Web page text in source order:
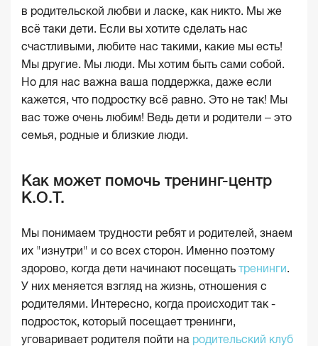
в родительской любви и ласке, как никто. Мы же
всё таки дети. Если вы хотите сделать нас
счастливыми, любите нас такими, какие мы есть!
Мы другие. Мы люди. Мы хотим быть сами собой.
Но для нас важна ваша поддержка, даже если
кажется, что подростку всё равно. Это не так! Мы
вас тоже очень любим! Ведь дети и родители – это
семья, родные и близкие люди.
Как может помочь тренинг-центр
К.О.Т.
Мы понимаем трудности ребят и родителей, знаем
их "изнутри" и со всех сторон. Именно поэтому
здорово, когда дети начинают посещать тренинги.
У них меняется взгляд на жизнь, отношения с
родителями. Интересно, когда происходит так -
подросток, который посещает тренинги,
уговаривает родителя пойти на родительский клуб